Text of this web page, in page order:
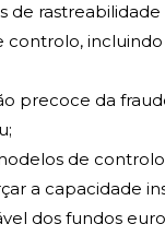
de
controlo,
precoce da
de
a capacidade
dos fundos